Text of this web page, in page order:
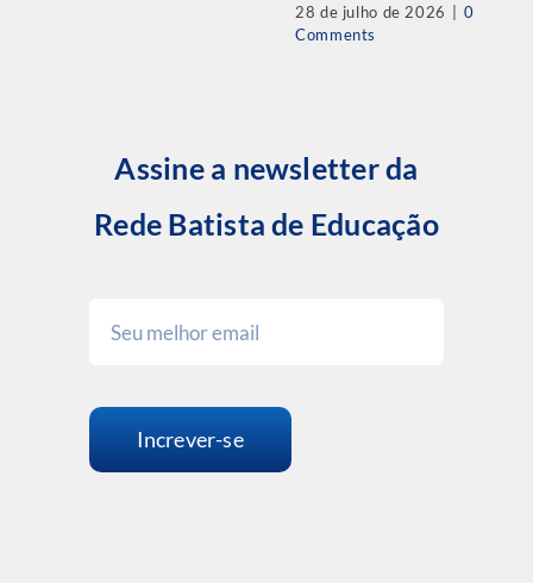
28 de julho de 2026
0
Comments
Assine a newsletter da
Rede Batista de Educação
Increver-se